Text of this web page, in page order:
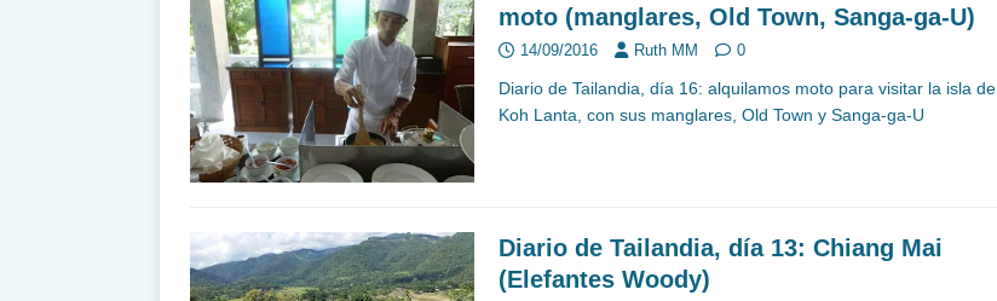
moto (manglares, Old Town, Sanga-ga-U)
14/09/2016 Ruth MM 0
Diario de Tailandia, día 16: alquilamos moto para visitar la isla de
Koh Lanta, con sus manglares, Old Town y Sanga-ga-U
Diario de Tailandia, día 13: Chiang Mai
(Elefantes Woody)